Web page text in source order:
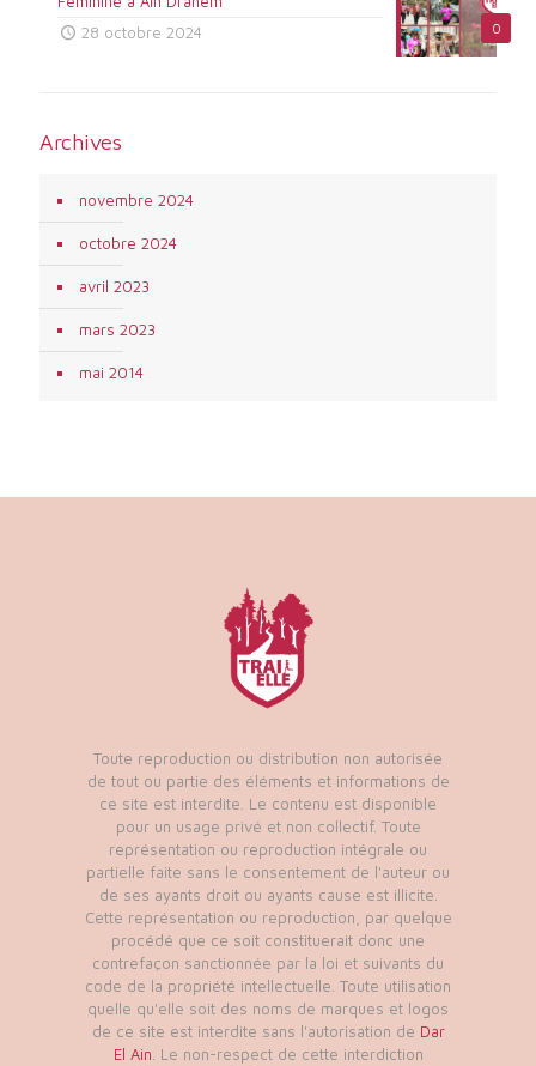
0
28 octobre 2024
Archives
novembre 2024
octobre 2024
avril 2023
mars 2023
mai 2014
Toute reproduction ou distribution non autorisée
de tout ou partie des éléments et informations de
ce site est interdite. Le contenu est disponible
pour un usage privé et non collectif. Toute
représentation ou reproduction intégrale ou
partielle faite sans le consentement de l'auteur ou
de ses ayants droit ou ayants cause est illicite.
Cette représentation ou reproduction, par quelque
procédé que ce soit constituerait donc une
contrefaçon sanctionnée par la loi et suivants du
code de la propriété intellectuelle. Toute utilisation
quelle qu'elle soit des noms de marques et logos
de ce site est interdite sans l'autorisation de Dar
El Ain . Le non-respect de cette interdiction